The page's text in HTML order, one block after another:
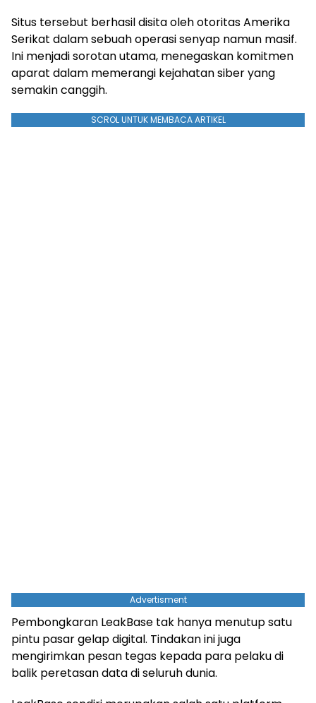
Situs tersebut berhasil disita oleh otoritas Amerika
Serikat dalam sebuah operasi senyap namun masif.
Ini menjadi sorotan utama, menegaskan komitmen
aparat dalam memerangi kejahatan siber yang
semakin canggih.
SCROL UNTUK MEMBACA ARTIKEL
Advertisment
Pembongkaran LeakBase tak hanya menutup satu
pintu pasar gelap digital. Tindakan ini juga
mengirimkan pesan tegas kepada para pelaku di
balik peretasan data di seluruh dunia.